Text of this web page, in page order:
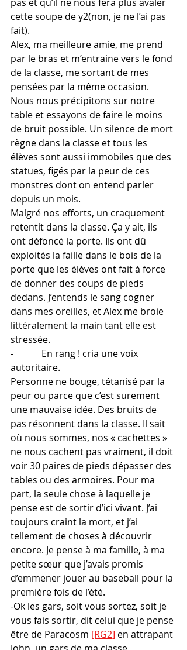
cette soupe de y2(non, je ne l’ai pas
fait).
Alex, ma meilleure amie, me prend
par le bras et m’entraine vers le fond
de la classe, me sortant de mes
pensées par la même occasion.
Nous nous précipitons sur notre
table et essayons de faire le moins
de bruit possible. Un silence de mort
règne dans la classe et tous les
élèves sont aussi immobiles que des
statues, figés par la peur de ces
monstres dont on entend parler
depuis un mois.
Malgré nos efforts, un craquement
retentit dans la classe. Ça y ait, ils
ont défoncé la porte. Ils ont dû
exploités la faille dans le bois de la
porte que les élèves ont fait à force
de donner des coups de pieds
dedans. J’entends le sang cogner
dans mes oreilles, et Alex me broie
littéralement la main tant elle est
stressée.
-            En rang ! cria une voix
autoritaire.
Personne ne bouge, tétanisé par la
peur ou parce que c’est surement
une mauvaise idée. Des bruits de
pas résonnent dans la classe. Il sait
où nous sommes, nos « cachettes »
ne nous cachent pas vraiment, il doit
voir 30 paires de pieds dépasser des
tables ou des armoires. Pour ma
part, la seule chose à laquelle je
pense est de sortir d’ici vivant. J’ai
toujours craint la mort, et j’ai
tellement de choses à découvrir
encore. Je pense à ma famille, à ma
petite sœur que j’avais promis
d’emmener jouer au baseball pour la
première fois de l’été.
-Ok les gars, soit vous sortez, soit je
vous fais sortir, dit celui que je pense
être de Paracosm [RG2] en attrapant